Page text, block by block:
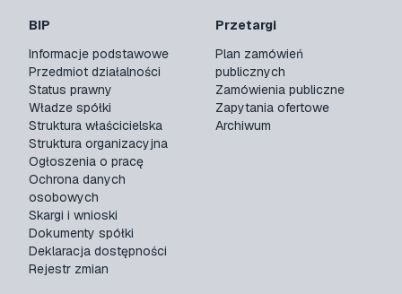
BIP
Informacje podstawowe
Przedmiot działalności
Status prawny
Władze spółki
Struktura właścicielska
Struktura organizacyjna
Ogłoszenia o pracę
Ochrona danych
osobowych
Skargi i wnioski
Dokumenty spółki
Deklaracja dostępności
Rejestr zmian
Przetargi
Plan zamówień
publicznych
Zamówienia publiczne
Zapytania ofertowe
Archiwum